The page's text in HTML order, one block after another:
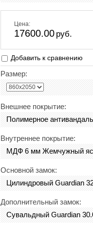
Цена:
17600.00 руб.
Добавить к сравнению
Размер:
Внешнее покрытие:
Полимерное
Внутреннее покрытие:
МДФ 6 мм Жемчужный
Основной замок:
Цилиндровый Guardian
Дополнительный замок:
Сувальдный Guardian